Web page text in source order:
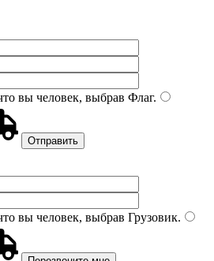
вы человек, выбрав Флаг.
вы человек, выбрав Грузовик.